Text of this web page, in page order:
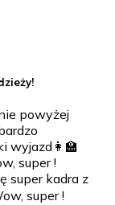
powyżej
wyjazd👩‍🏫
super !
super kadra z
super !